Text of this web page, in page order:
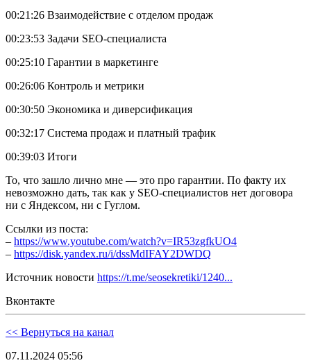
00:21:26 Взаимодействие с отделом продаж
00:23:53 Задачи SEO-специалиста
00:25:10 Гарантии в маркетинге
00:26:06 Контроль и метрики
00:30:50 Экономика и диверсификация
00:32:17 Система продаж и платный трафик
00:39:03 Итоги
То, что зашло лично мне — это про гарантии. По факту их
невозможно дать, так как у SEO-специалистов нет договора
ни с Яндексом, ни с Гуглом.
Ссылки из поста:
– https://www.youtube.com/watch?v=IR53zgfkUO4
– https://disk.yandex.ru/i/dssMdIFAY2DWDQ
Источник новости https://t.me/seosekretiki/1240...
Вконтакте
<< Вернуться на канал
07.11.2024 05:56